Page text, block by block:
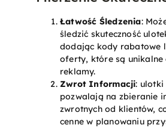
Łatwość Śledzenia:
śledzić skuteczność
dodając kody rabatowe
oferty, które są
reklamy.
Zwrot Informacji: ulotki
pozwalają na zbieranie
zwrotnych od klientów,
cenne w planowaniu